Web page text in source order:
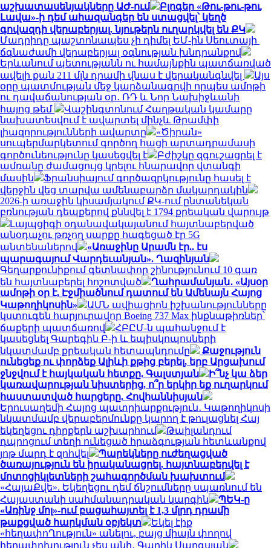
աշխատասենյակները ԱԺ-ում
Բլոգեր «Թու-թու-թու
Լավա»-ի դեմ ահազանգեր են ստացվել՝ կեղծ
գովազդի վերաբերյալ. նյութերն ուղարկվել են ՔԿ
Մադրիդը պաշտոնապես չի դիմել ԵՄ-ին Սեուտայի ​​
ճգնաժամի վերաբերյալ օգնության խնդրանքով
Երևանում պետությանն ու համայնքին պատճառված
ավելի քան 211 մլն դրամի վնաս է վերականգնվել
Այս
օրը պատմության մեջ կարձանագրվի որպես ամոթի
ու դավաճանության օր․ ՌԴ և Նոր Նախիջևանի
հայոց թեմ
Վաշինգտոնում Հաղթական կամարը
նախատեսվում է ավարտել մինչև Թրամփի
լիազորությունների ավարտը
«Ծիրան»
սուպերմարկետում գործող հացի արտադրամասի
գործունեությունը կասեցվել է
Բժիշկը զգուշացրել է
ամռանը ժամացույց կրելու հնարավոր վտանգի
մասին
Ֆրանսիայում գործազրկությունը հասել է
վերջին վեց տարվա ամենաբարձր մակարդակին
2026-ի առաջին կիսամյակում ՔԿ-ում ընտանեկան
բռնության դեպքերով քննվել է 1794 քրեական վարույթ
Լայպցիգի օդանավակայանում հայտնաբերված
անօդաչու թռչող սարքը հագեցած էր 5G
անտենաներով
«Առաջինը Արամն էր.. էս
պարագայում Վարդեւանյան». Ղազինյան
Գեղարքունիքում գետնափոր շինությունում 10 գառ
են հայտնաբերել հոշոտված
Ղահրամանյան․ «Այսօր
ամոթի օր է, Էջմիածնում դատում են Ամենայն Հայոց
Կաթողիկոսին»
ԱՄՆ ավիացիոն իշխանությունները
կստուգեն հարյուրավոր Boeing 737 Max ինքնաթիռներ՝
ճաքերի պատճառով
ՀԲԸՄ-ն պահանջում է
կասեցնել Գարեգին Բ-ի և եպիսկոպոսների
նկատմամբ քրեական հետապնդումը
Քաջություն
ունեցեք ու փորձեք Ալիևի քթից բերել, երբ Արցախում
ջնջվում է հայկական հետքը. Գալստյան
Ի՞նչ կա ձեր
կառավարության նիստերից, ո՞ր երկիր եք ուղարկում
հաստատված հարցերը. Հովհաննիսյան
Երուսաղեմի Հայոց պատրիարքություն․ Կաթողիկոսի
նկատմամբ վերաբերմունքը կարող է թուլացնել Հայ
եկեղեցու դիրքերն աշխարհում
Թաիլանդում
դպրոցում տեղի ունեցած հրաձգության հետևանքով
յոթ մարդ է զոհվել
Պարեկները ուժեղացված
ծառայություն են իրականացրել. հայտնաբերվել է
մոտոցիկլետների շահագործման խախտում
«ՀայաՔվե». Եկեղեցու դեմ ճնշումները սպառնում են
Հայաստանի սահմանադրական կարգին
ՊԵԿ-ը
«Առինջ մոլ»-ում բացահայտել է 1,3 մլրդ դրամի
թաքցված հարկման օբյեկտ
Եկել էիք
«հեղափոՂություն» անելու, բայց միայն փողով
հեղափոխություն չես անի․ Գարիկ Սարգսյան